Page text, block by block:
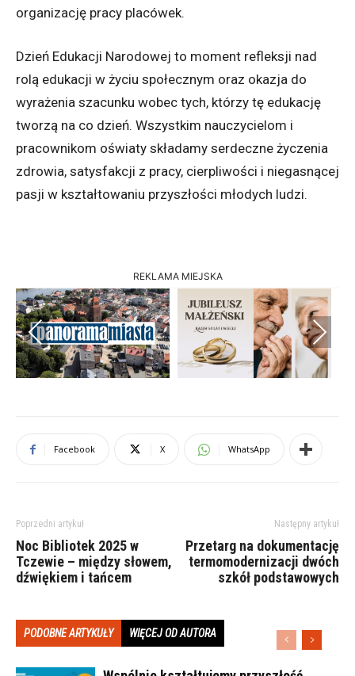
organizację pracy placówek.
Dzień Edukacji Narodowej to moment refleksji nad
rolą edukacji w życiu społecznym oraz okazja do
wyrażenia szacunku wobec tych, którzy tę edukację
tworzą na co dzień. Wszystkim nauczycielom i
pracownikom oświaty składamy serdeczne życzenia
zdrowia, satysfakcji z pracy, cierpliwości i niegasnącej
pasji w kształtowaniu przyszłości młodych ludzi.
REKLAMA MIEJSKA
Previous Next
Facebook X WhatsApp
Poprzedni artykuł
Noc Bibliotek 2025 w
Tczewie – między słowem,
dźwiękiem i tańcem
Następny artykuł
Przetarg na dokumentację
termomodernizacji dwóch
szkół podstawowych
PODOBNE ARTYKUŁY WIĘCEJ OD AUTORA